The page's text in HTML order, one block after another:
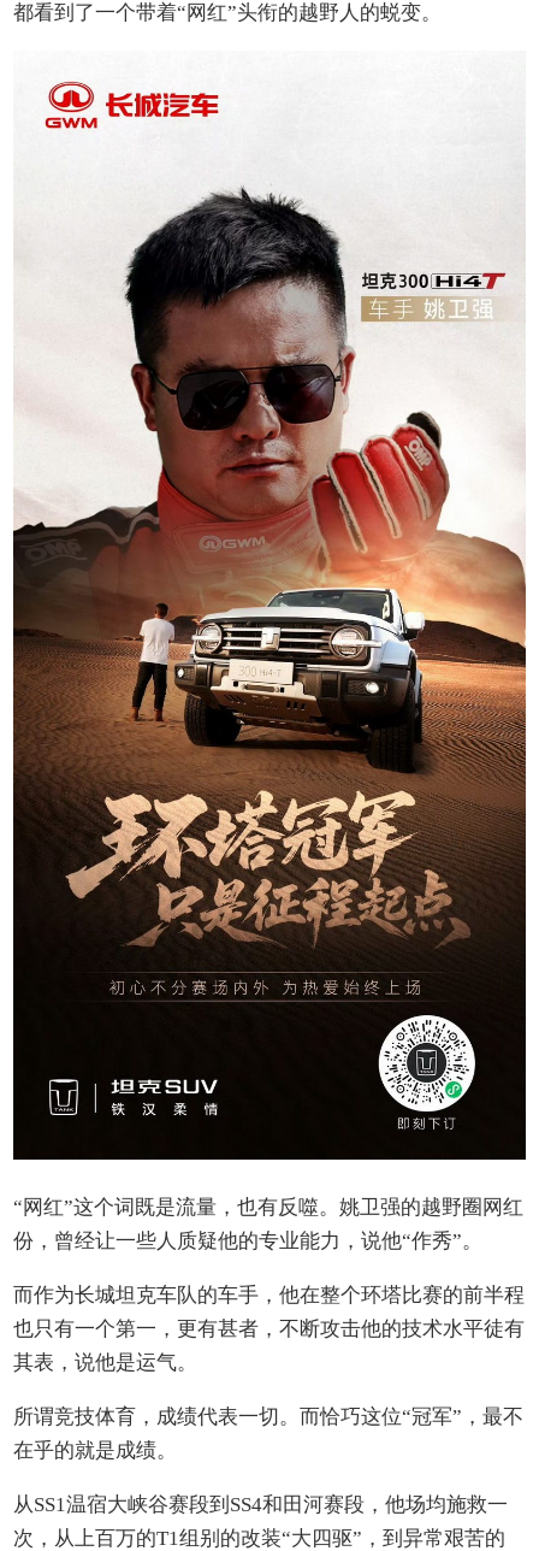
都看到了一个带着“网红”头衔的越野人的蜕变。
“网红”这个词既是流量，也有反噬。姚卫强的越野圈网红
份，曾经让一些人质疑他的专业能力，说他“作秀”。
而作为长城坦克车队的车手，他在整个环塔比赛的前半程
也只有一个第一，更有甚者，不断攻击他的技术水平徒有
其表，说他是运气。
所谓竞技体育，成绩代表一切。而恰巧这位“冠军”，最不
在乎的就是成绩。
从SS1温宿大峡谷赛段到SS4和田河赛段，他场均施救一
次，从上百万的T1组别的改装“大四驱”，到异常艰苦的